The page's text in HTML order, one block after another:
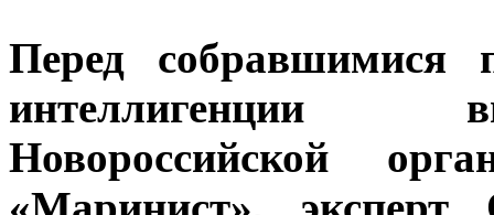
Перед собравшимися
интеллигенции
Новороссийской